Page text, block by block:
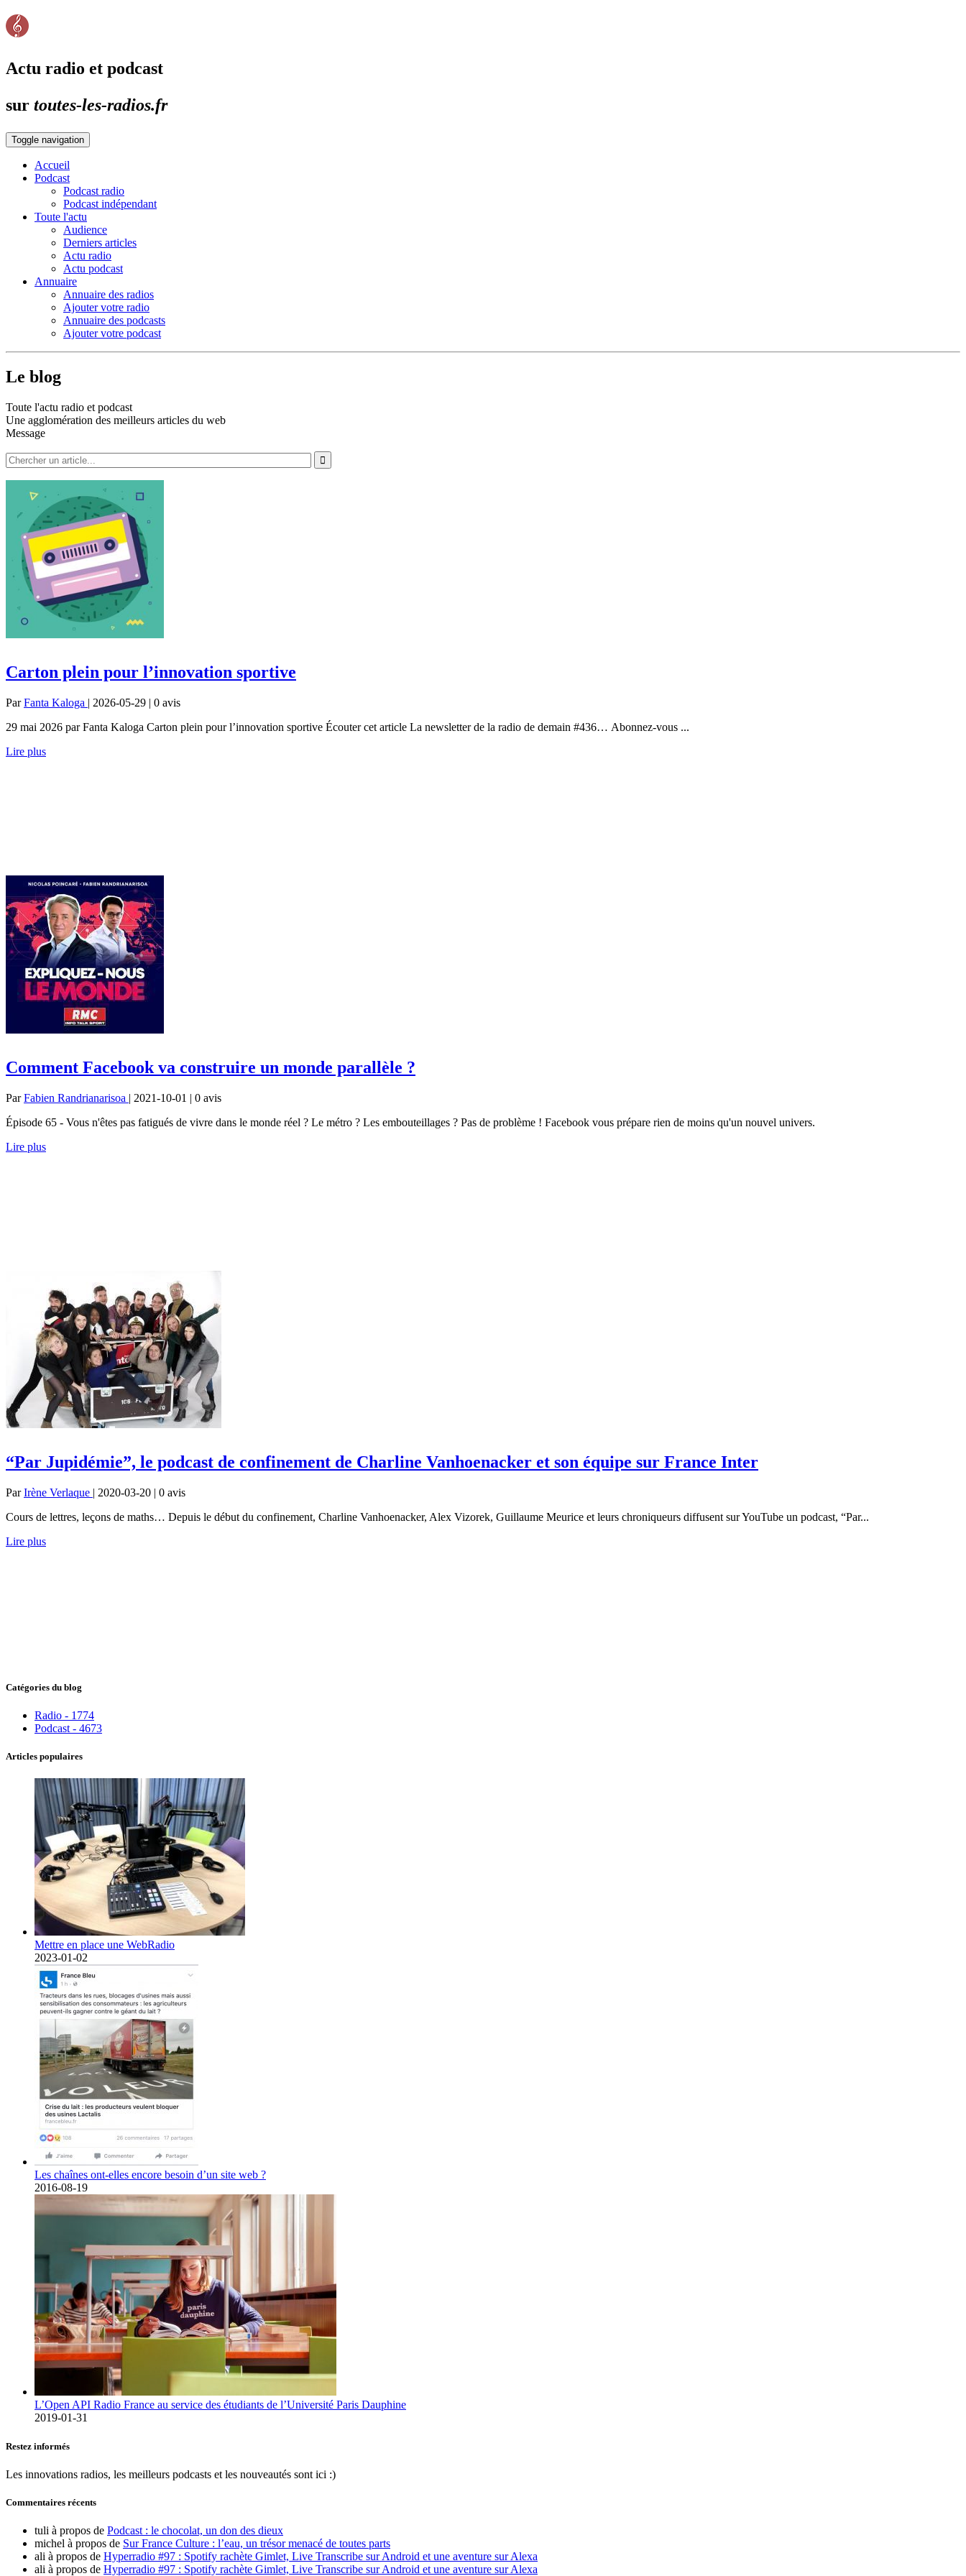
Actu radio et podcast
sur toutes-les-radios.fr
Toggle navigation
Accueil
Podcast
Podcast radio
Podcast indépendant
Toute l'actu
Audience
Derniers articles
Actu radio
Actu podcast
Annuaire
Annuaire des radios
Ajouter votre radio
Annuaire des podcasts
Ajouter votre podcast
Le blog
Toute l'actu radio et podcast
Une agglomération des meilleurs articles du web
Message
Carton plein pour l’innovation sportive
ParFanta Kaloga | 2026-05-29 | 0 avis
29 mai 2026 par Fanta Kaloga Carton plein pour l’innovation sportive Écouter cet article La newsletter de la radio de demain #436… Abonnez-vous ...
Lire plus
Comment Facebook va construire un monde parallèle ?
ParFabien Randrianarisoa | 2021-10-01 | 0 avis
Épisode 65 - Vous n'êtes pas fatigués de vivre dans le monde réel ? Le métro ? Les embouteillages ? Pas de problème ! Facebook vous prépare rien de moins qu'un nouvel univers.
Lire plus
“Par Jupidémie”, le podcast de confinement de Charline Vanhoenacker et son équipe sur France Inter
ParIrène Verlaque | 2020-03-20 | 0 avis
Cours de lettres, leçons de maths… Depuis le début du confinement, Charline Vanhoenacker, Alex Vizorek, Guillaume Meurice et leurs chroniqueurs diffusent sur YouTube un podcast, “Par...
Lire plus
Catégories du blog
Radio - 1774
Podcast - 4673
Articles populaires
Mettre en place une WebRadio
2023-01-02
Les chaînes ont-elles encore besoin d’un site web ?
2016-08-19
L’Open API Radio France au service des étudiants de l’Université Paris Dauphine
2019-01-31
Restez informés
Les innovations radios, les meilleurs podcasts et les nouveautés sont ici :)
Commentaires récents
tuli à propos de Podcast : le chocolat, un don des dieux
michel à propos de Sur France Culture : l’eau, un trésor menacé de toutes parts
ali à propos de Hyperradio #97 : Spotify rachète Gimlet, Live Transcribe sur Android et une aventure sur Alexa
ali à propos de Hyperradio #97 : Spotify rachète Gimlet, Live Transcribe sur Android et une aventure sur Alexa